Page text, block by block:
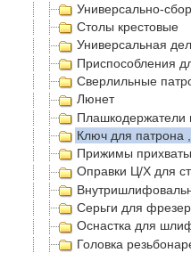
Универсально-
Столы крестовые
Универсальная
Приспособления
Сверлильные
Люнет
Плашкодержатели
Ключ для патрона
Прижимы прихваты
Оправки Ц/Х для
Серьги для
Оснастка для
Головка